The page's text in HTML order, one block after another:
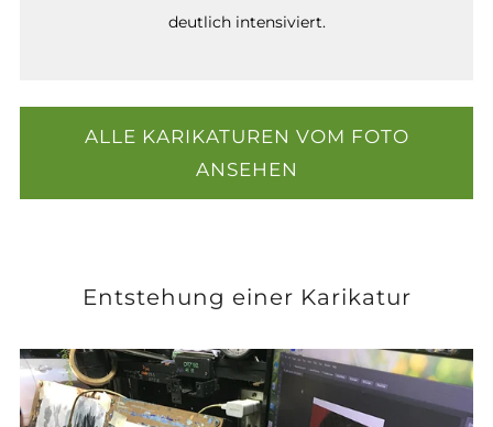
deutlich intensiviert.
ALLE KARIKATUREN VOM FOTO
ANSEHEN
Entstehung einer Karikatur